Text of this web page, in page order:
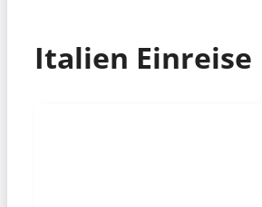
Italien Einreise